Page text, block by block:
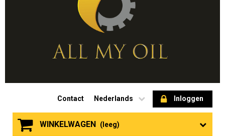
Inloggen
Nederlands
Contact
WINKELWAGEN (leeg)